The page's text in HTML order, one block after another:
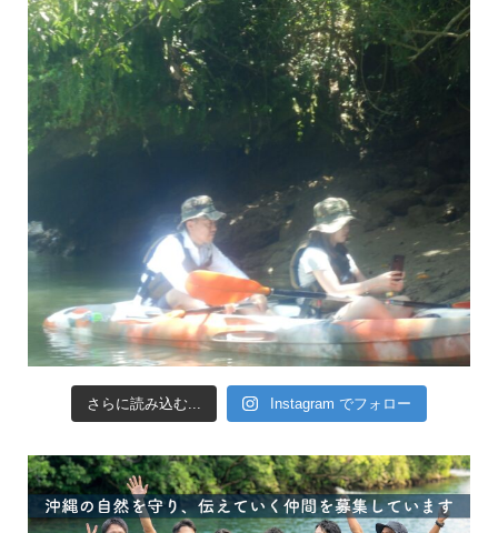
さらに読み込む... Instagram でフォロー